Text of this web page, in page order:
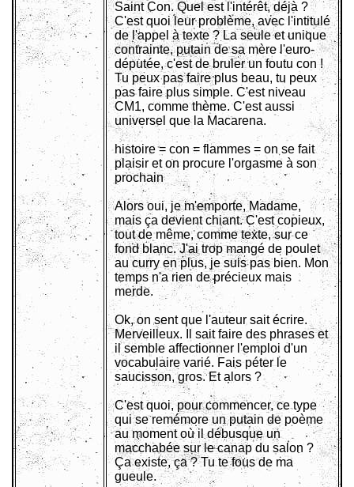
Saint Con. Quel est l'intérêt, déjà ?
C'est quoi leur problème, avec l'intitulé
de l'appel à texte ? La seule et unique
contrainte, putain de sa mère l'euro-
députée, c'est de bruler un foutu con !
Tu peux pas faire plus beau, tu peux
pas faire plus simple. C'est niveau
CM1, comme thème. C'est aussi
universel que la Macarena.
histoire = con = flammes = on se fait
plaisir et on procure l'orgasme à son
prochain
Alors oui, je m'emporte, Madame,
mais ça devient chiant. C'est copieux,
tout de même, comme texte, sur ce
fond blanc. J'ai trop mangé de poulet
au curry en plus, je suis pas bien. Mon
temps n'a rien de précieux mais
merde.
Ok, on sent que l'auteur sait écrire.
Merveilleux. Il sait faire des phrases et
il semble affectionner l'emploi d'un
vocabulaire varié. Fais péter le
saucisson, gros. Et alors ?
C'est quoi, pour commencer, ce type
qui se remémore un putain de poème
au moment où il débusque un
macchabée sur le canap du salon ?
Ça existe, ça ? Tu te fous de ma
gueule.